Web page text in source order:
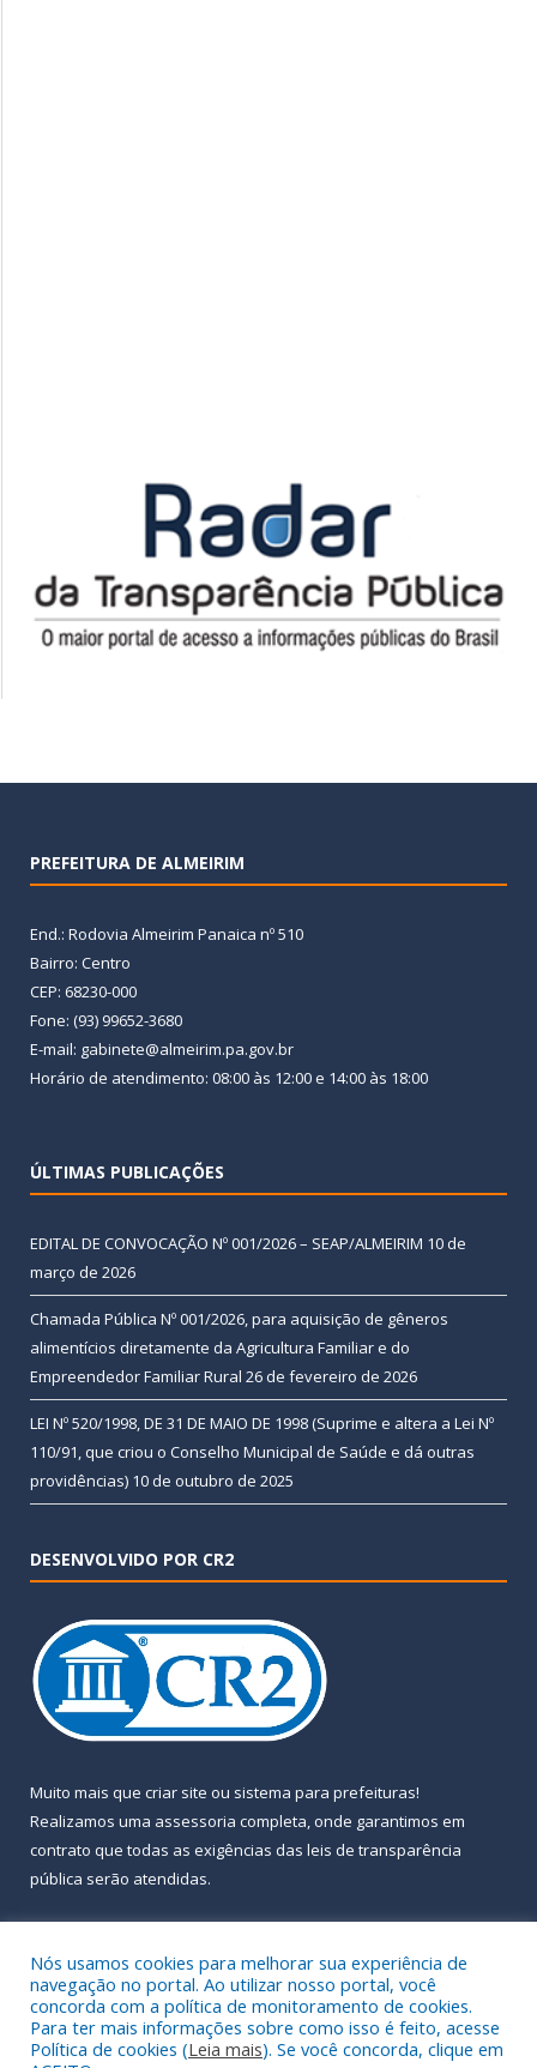
PREFEITURA DE ALMEIRIM
End.: Rodovia Almeirim Panaica nº 510
Bairro: Centro
CEP: 68230-000
Fone: (93) 99652-3680
E-mail: gabinete@almeirim.pa.gov.br
Horário de atendimento: 08:00 às 12:00 e 14:00 às 18:00
ÚLTIMAS PUBLICAÇÕES
EDITAL DE CONVOCAÇÃO Nº 001/2026 – SEAP/ALMEIRIM 10 de
março de 2026
Chamada Pública Nº 001/2026, para aquisição de gêneros
alimentícios diretamente da Agricultura Familiar e do
Empreendedor Familiar Rural 26 de fevereiro de 2026
LEI Nº 520/1998, DE 31 DE MAIO DE 1998 (Suprime e altera a Lei Nº
110/91, que criou o Conselho Municipal de Saúde e dá outras
providências) 10 de outubro de 2025
DESENVOLVIDO POR CR2
Muito mais que criar site ou sistema para prefeituras!
Realizamos uma assessoria completa, onde garantimos em
contrato que todas as exigências das leis de transparência
pública serão atendidas.
Todos os direitos reservados a Prefeitura Municipal de Almeirim.
Nós usamos cookies para melhorar sua experiência de
navegação no portal. Ao utilizar nosso portal, você
concorda com a política de monitoramento de cookies.
Para ter mais informações sobre como isso é feito, acesse
Política de cookies (Leia mais). Se você concorda, clique em